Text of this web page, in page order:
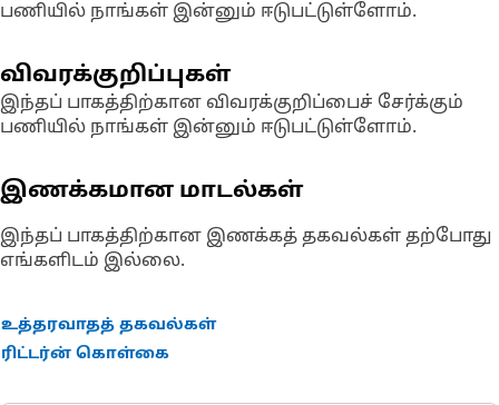
பணியில் நாங்கள் இன்னும் ஈடுபட்டுள்ளோம்.
விவரக்குறிப்புகள்
இந்தப் பாகத்திற்கான விவரக்குறிப்பைச் சேர்க்கும்
பணியில் நாங்கள் இன்னும் ஈடுபட்டுள்ளோம்.
இணக்கமான மாடல்கள்
இந்தப் பாகத்திற்கான இணக்கத் தகவல்கள் தற்போது
எங்களிடம் இல்லை.
உத்தரவாதத் தகவல்கள்
ரிட்டர்ன் கொள்கை